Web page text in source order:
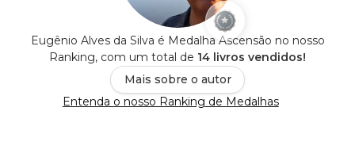
Eugênio Alves da Silva é Medalha Ascensão no nosso
Ranking, com um total de 14 livros vendidos!
Mais sobre o autor
Entenda o nosso Ranking de Medalhas